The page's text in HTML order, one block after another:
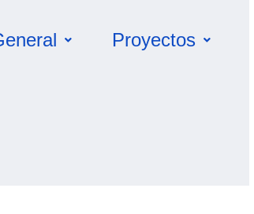
Proyectos